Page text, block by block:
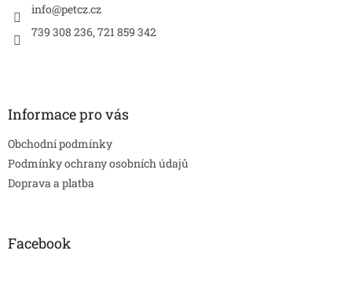
info@petcz.cz
739 308 236, 721 859 342
Informace pro vás
Obchodní podmínky
Podmínky ochrany osobních údajů
Doprava a platba
Facebook